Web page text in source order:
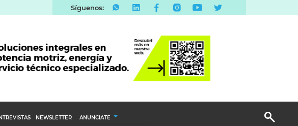
Síguenos:
NEWSLETTER ANUNCIATE